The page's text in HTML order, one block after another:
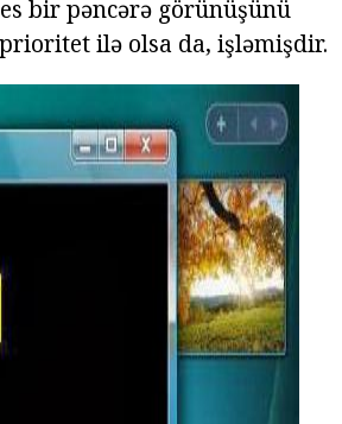
bir pəncərə görünüşünü
ilə olsa da, işləmişdir.